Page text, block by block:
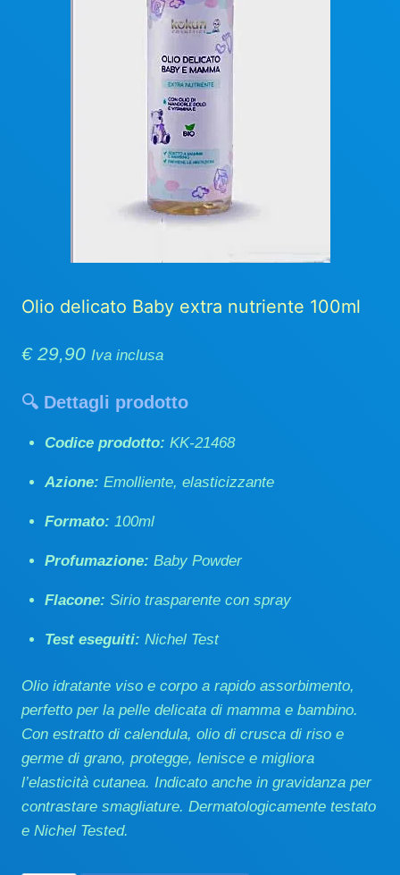
Olio delicato Baby extra nutriente 100ml
€29,90 Iva inclusa
🔍 Dettagli prodotto
Codice prodotto: KK-21468
Azione: Emolliente, elasticizzante
Formato: 100ml
Profumazione: Baby Powder
Flacone: Sirio trasparente con spray
Test eseguiti: Nichel Test
Olio idratante viso e corpo a rapido assorbimento,
perfetto per la pelle delicata di mamma e bambino.
Con estratto di calendula, olio di crusca di riso e
germe di grano, protegge, lenisce e migliora
l’elasticità cutanea. Indicato anche in gravidanza per
contrastare smagliature. Dermatologicamente testato
e Nichel Tested.